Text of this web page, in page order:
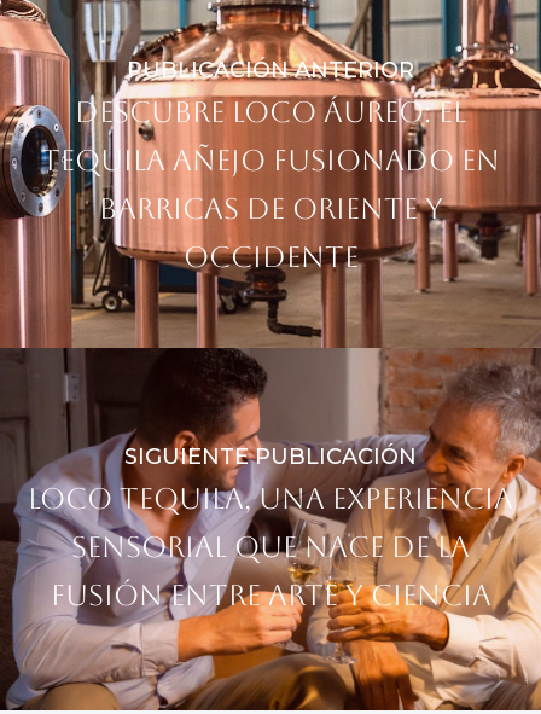
PUBLICACIÓN ANTERIOR
Descubre Loco Áureo: el
tequila añejo fusionado en
barricas de Oriente y
Occidente
SIGUIENTE PUBLICACIÓN
Loco Tequila, una experiencia
sensorial que nace de la
fusión entre arte y ciencia